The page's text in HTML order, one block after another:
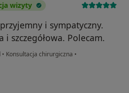
wizyty
i sympatyczny.
i szczegółowa. Polecam.
• Konsultacja chirurgiczna •